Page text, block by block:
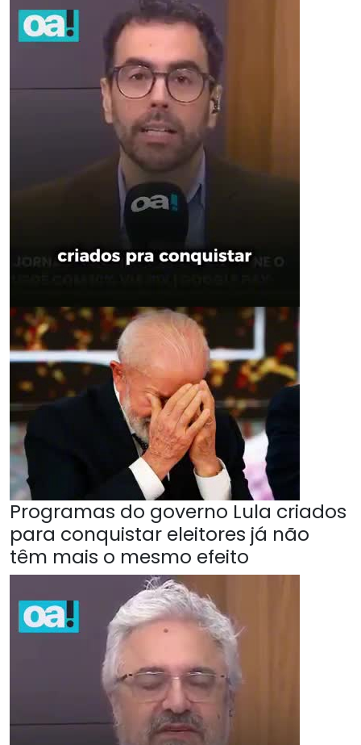
Programas do governo Lula criados
para conquistar eleitores já não
têm mais o mesmo efeito